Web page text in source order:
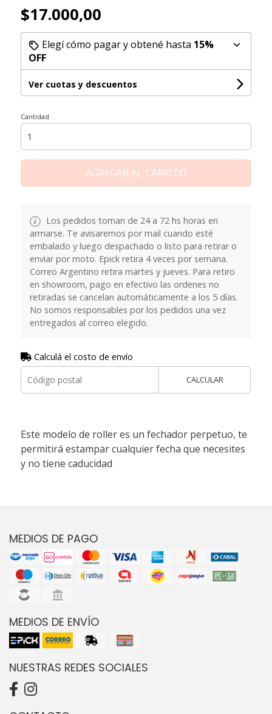
$17.000,00
Elegí cómo pagar y obtené hasta 15%
OFF
Ver cuotas y descuentos
Cantidad
AGREGAR AL CARRITO
Los pedidos toman de 24 a 72 hs horas en
armarse. Te avisaremos por mail cuando esté
embalado y luego despachado o listo para retirar o
enviar por moto. Epick retira 4 veces por semana.
Correo Argentino retira martes y jueves. Para retiro
en showroom, pago en efectivo las ordenes no
retiradas se cancelan automáticamente a los 5 días.
No somos responsables por los pedidos una vez
entregados al correo elegido.
Calculá el costo de envío
CALCULAR
Este modelo de roller es un fechador perpetuo, te
permitirá estampar cualquier fecha que necesites
y no tiene caducidad
MEDIOS DE PAGO
MEDIOS DE ENVÍO
NUESTRAS REDES SOCIALES